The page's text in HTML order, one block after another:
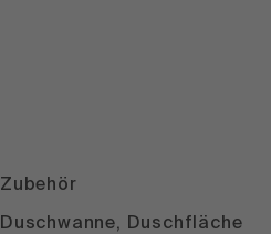
Zubehör
Duschwanne, Duschfläche